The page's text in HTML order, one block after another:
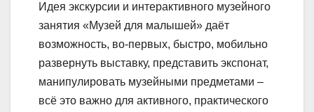
Идея экскурсии и интерактивного музейного
занятия «Музей для малышей» даёт
возможность, во-первых, быстро, мобильно
развернуть выставку, представить экспонат,
манипулировать музейными предметами –
всё это важно для активного, практического